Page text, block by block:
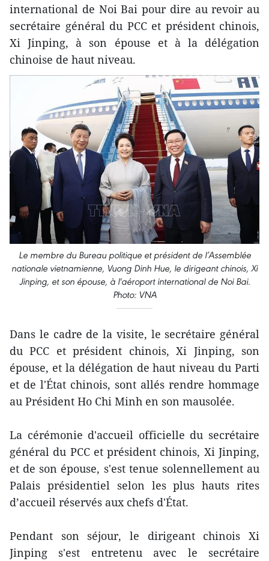
international de Noi Bai pour dire au revoir au
secrétaire général du PCC et président chinois,
Xi Jinping, à son épouse et à la délégation
chinoise de haut niveau.
Le membre du Bureau politique et président de l’Assemblée
nationale vietnamienne, Vuong Dinh Hue, le dirigeant chinois, Xi
Jinping, et son épouse, à l'aéroport international de Noi Bai.
Photo: VNA
Dans le cadre de la visite, le secrétaire général
du PCC et président chinois, Xi Jinping, son
épouse, et la délégation de haut niveau du Parti
et de l'État chinois, sont allés rendre hommage
au Président Ho Chi Minh en son mausolée.
La cérémonie d'accueil officielle du secrétaire
général du PCC et président chinois, Xi Jinping,
et de son épouse, s'est tenue solennellement au
Palais présidentiel selon les plus hauts rites
d’accueil réservés aux chefs d'État.
Pendant son séjour, le dirigeant chinois Xi
Jinping s'est entretenu avec le secrétaire